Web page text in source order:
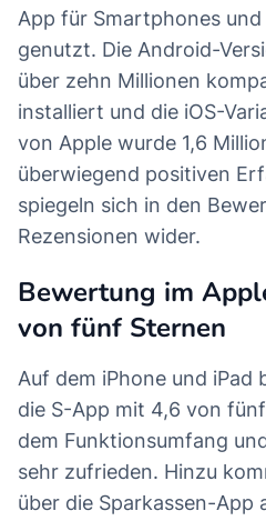
App für Smartphones
genutzt. Die Android-
über zehn Millionen
installiert und die iOS-
von Apple wurde 1,6
überwiegend positiven
spiegeln sich in den
Rezensionen wider.
Bewertung im
von fünf Sternen
Auf dem iPhone und
die S-App mit 4,6 von
dem Funktionsumfang
sehr zufrieden. Hinzu
über die Sparkassen-App